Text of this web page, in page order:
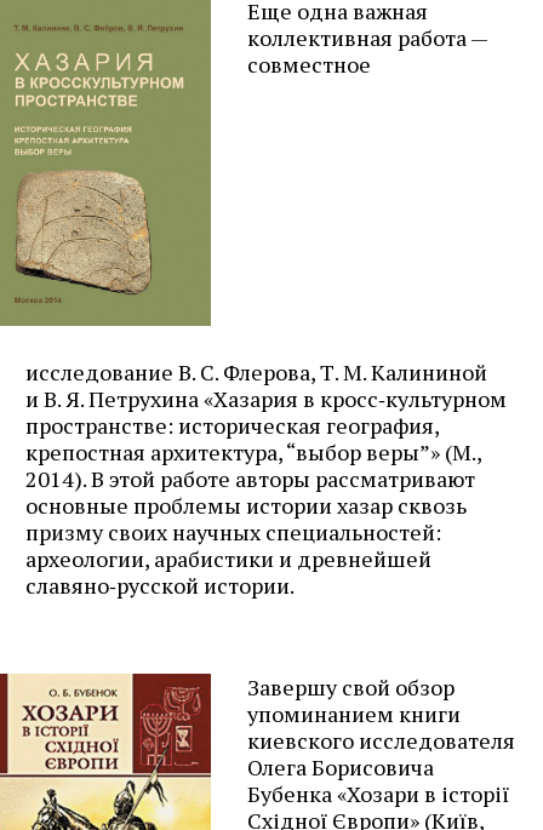
Еще одна важная
коллективная работа —
совместное
исследование В. С. Флерова, Т. М. Калининой
и В. Я. Петрухина «Хазария в кросс‑культурном
пространстве: историческая география,
крепостная архитектура, “выбор веры”» (М.,
2014). В этой работе авторы рассматривают
основные проблемы истории хазар сквозь
призму своих научных специальностей:
археологии, арабистики и древнейшей
славяно‑русской истории.
Завершу свой обзор
упоминанием книги
киевского исследователя
Олега Борисовича
Бубенка «Хозари в історії
Східної Європи» (Киïв,